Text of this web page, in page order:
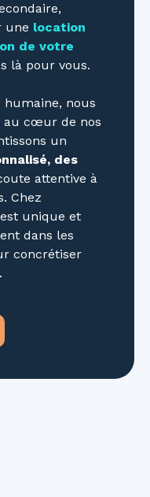
une location
de votre
là pour vous.
humaine, nous
au cœur de nos
un
des
attentive à
Chez
unique et
dans les
concrétiser